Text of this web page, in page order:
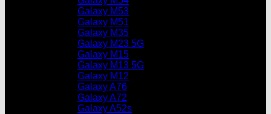
Galaxy M53
Galaxy M51
Galaxy M35
Galaxy M23 5G
Galaxy M15
Galaxy M13 5G
Galaxy M12
Galaxy A76
Galaxy A72
Galaxy A52s